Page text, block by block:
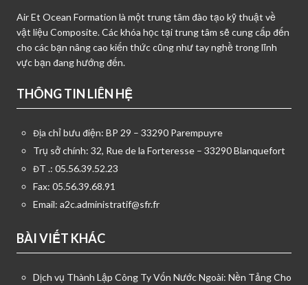
Air Et Ocean Formation là một trung tâm đào tạo kỹ thuật về
vật liệu Composite. Các khóa học tại trung tâm sẽ cung cấp đến
cho các bạn nâng cao kiến thức cũng như tay nghề trong lĩnh
vực bạn đang hướng đến.
THÔNG TIN LIÊN HỆ
Địa chỉ bưu điện: BP 29 – 33290 Parempuyre
Trụ sở chính: 32, Rue de la Forteresse – 33290 Blanquefort
ĐT .: 05.56.39.52.23
Fax: 05.56.39.68.91
Email: a2c.administratif@sfr.fr
BÀI VIẾT KHÁC
Dịch vụ Thành Lập Công Ty Vốn Nước Ngoài: Nền Tảng Cho